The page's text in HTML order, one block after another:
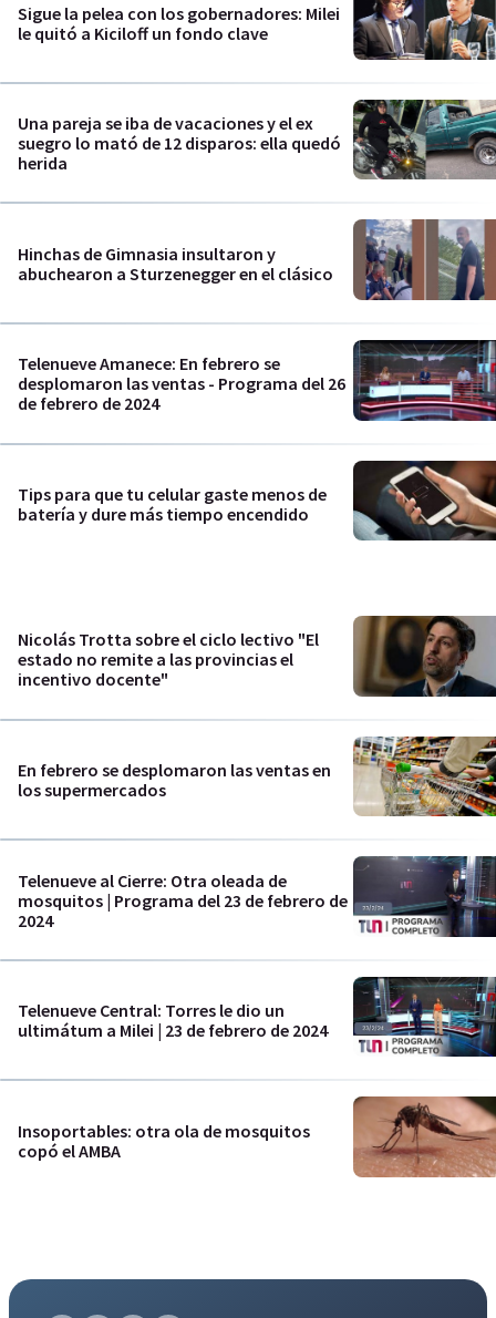
Sigue la pelea con los gobernadores: Milei
le quitó a Kiciloff un fondo clave
Una pareja se iba de vacaciones y el ex
suegro lo mató de 12 disparos: ella quedó
herida
Hinchas de Gimnasia insultaron y
abuchearon a Sturzenegger en el clásico
Telenueve Amanece: En febrero se
desplomaron las ventas - Programa del 26
de febrero de 2024
Tips para que tu celular gaste menos de
batería y dure más tiempo encendido
Nicolás Trotta sobre el ciclo lectivo "El
estado no remite a las provincias el
incentivo docente"
En febrero se desplomaron las ventas en
los supermercados
Telenueve al Cierre: Otra oleada de
mosquitos | Programa del 23 de febrero de
2024
Telenueve Central: Torres le dio un
ultimátum a Milei | 23 de febrero de 2024
Insoportables: otra ola de mosquitos
copó el AMBA